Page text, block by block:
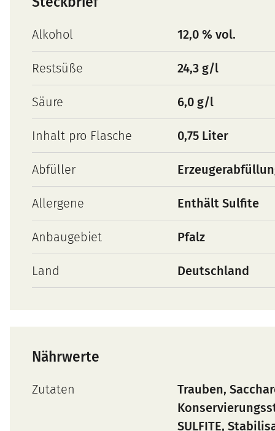
Alkohol 12,0 % vol.
Restsüße 24,3 g/l
Säure 6,0 g/l
Inhalt pro Flasche 0,75 Liter
Abfüller
Allergene Enthält Sulfite
Anbaugebiet Pfalz
Land Deutschland
Nährwerte
Zutaten
Trauben,
SULFITE,